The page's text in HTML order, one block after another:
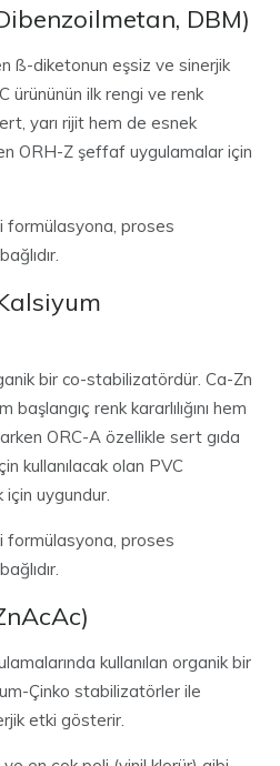
DBM)
ß-diketonun eşsiz ve sinerjik
ürününün ilk rengi ve renk
yarı rijit hem de esnek
ORH-Z şeffaf uygulamalar için
formülasyona, proses
bir co-stabilizatördür. Ca-Zn
renk kararlılığını hem
ORC-A özellikle sert gıda
kullanılacak olan PVC
uygundur.
formülasyona, proses
kullanılan organik bir
Çinko stabilizatörler ile
etki gösterir.